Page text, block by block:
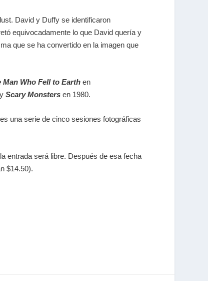
David y Duffy se identificaron
equivocadamente lo que David quería y
que se ha convertido en la imagen que
Man Who Fell to Earth en
yScary Monsters en 1980.
una serie de cinco sesiones fotográficas
entrada será libre. Después de esa fecha
$14.50).